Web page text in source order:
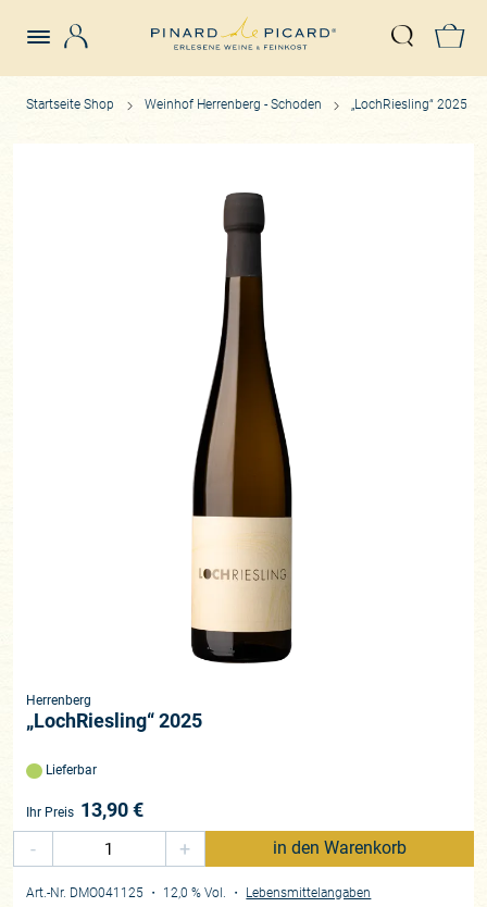
Suche
Startseite Shop Weinhof Herrenberg - Schoden „LochRiesling“ 2025
Herrenberg
„LochRiesling“ 2025
Lieferbar
Ihr Preis 13,90€
-
+ in den Warenkorb
Art.-Nr. DMO041125 ・ 12,0 % Vol. ・ Lebensmittelangaben